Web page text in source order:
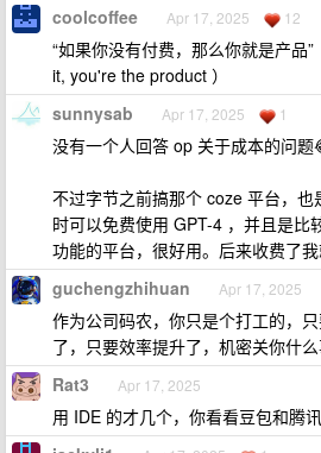
coolcoffee Apr 17, 2025 12
“如果你没有付费，那么你就是产品
it, you're the product ）
sunnysab Apr 17, 2025 1
没有一个人回答 op 关于成本的问题
不过字节之前搞那个 coze 平台，
时可以免费使用 GPT-4 ，并且是比
功能的平台，很好用。后来收费了
guchengzhihuan Apr 17, 2025
作为公司码农，你只是个打工的，
了，只要效率提升了，机密关你什么
Rat3 Apr 17, 2025
用 IDE 的才几个，你看看豆包和腾